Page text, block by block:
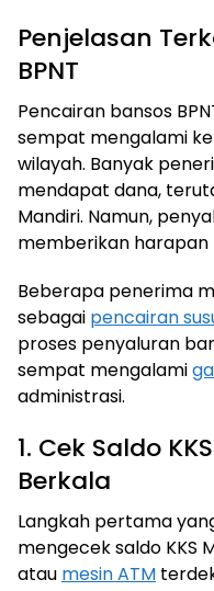
Penjelasan
BPNT
Pencairan bansos
sempat mengalami
wilayah. Banyak
mendapat dana,
Mandiri. Namun,
memberikan harapan
Beberapa penerima
sebagai pencairan
proses penyaluran
sempat mengalami
administrasi.
1. Cek Saldo
Berkala
Langkah pertama
mengecek saldo KKS
atau mesin ATM